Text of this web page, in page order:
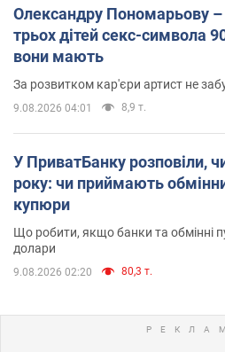
Олександру Пономарьову
трьох дітей секс-символа
вони мають
За розвитком кар'єри артист не
9.08.2026 04:01 8,9 т.
У ПриватБанку розповіли,
року: чи приймають
купюри
Що робити, якщо банки та обмінні
долари
9.08.2026 02:20 80,3 т.